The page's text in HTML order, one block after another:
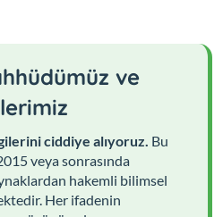
ve
ciddiye alıyoruz. Bu
veya sonrasında
hakemli bilimsel
Her ifadenin